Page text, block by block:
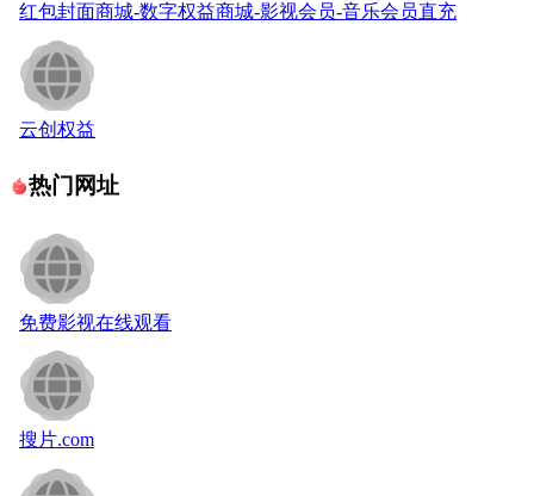
红包封面商城-数字权益商城-影视会员-音乐会员直充
云创权益
热门网址
免费影视在线观看
搜片.com